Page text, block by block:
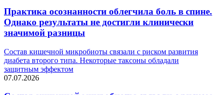
Практика осознанности облегчила боль в спине.
Однако результаты не достигли клинически
значимой разницы
Состав кишечной микробиоты связали с риском развития
диабета второго типа. Некоторые таксоны обладали
защитным эффектом
07.07.2026